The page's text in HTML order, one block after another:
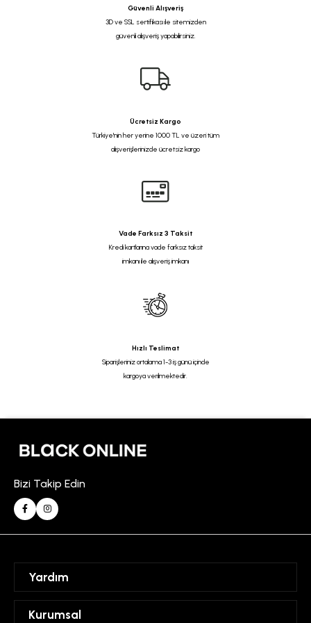
Güvenli Alışveriş
3D ve SSL sertifikası ile sitemizden
güvenli alışveriş yapabilirsiniz.
Ücretsiz Kargo
Türkiye'nin her yerine 1000 TL ve üzeri tüm
alışverişlerinizde ücretsiz kargo
Vade Farksız 3 Taksit
Kredi kartlarına vade farksız taksit
imkanı ile alışveriş imkanı
Hızlı Teslimat
Siparişleriniz ortalama 1-3 iş günü içinde
kargoya verilmektedir.
Bizi Takip Edin
Yardım
Kurumsal